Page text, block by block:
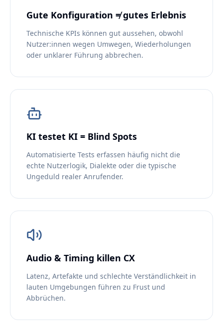
Gute Konfiguration ≠ gutes Erlebnis
Technische KPIs können gut aussehen, obwohl
Nutzer:innen wegen Umwegen, Wiederholungen
oder unklarer Führung abbrechen.
KI testet KI = Blind Spots
Automatisierte Tests erfassen häufig nicht die
echte Nutzerlogik, Dialekte oder die typische
Ungeduld realer Anrufender.
Audio & Timing killen CX
Latenz, Artefakte und schlechte Verständlichkeit in
lauten Umgebungen führen zu Frust und
Abbrüchen.